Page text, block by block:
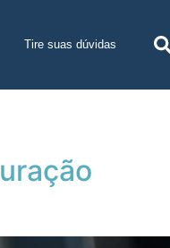
Tire suas dúvidas